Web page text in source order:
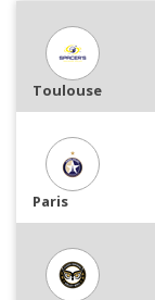
Toulouse
Paris